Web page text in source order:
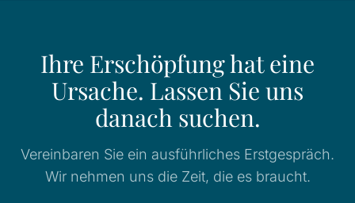
Ihre Erschöpfung hat eine
Ursache. Lassen Sie uns
danach suchen.
Vereinbaren Sie ein ausführliches Erstgespräch.
Wir nehmen uns die Zeit, die es braucht.